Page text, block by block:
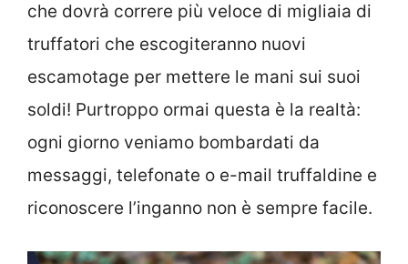
che dovrà correre più veloce di migliaia di
truffatori che escogiteranno nuovi
escamotage per mettere le mani sui suoi
soldi! Purtroppo ormai questa è la realtà:
ogni giorno veniamo bombardati da
messaggi, telefonate o e-mail truffaldine e
riconoscere l’inganno non è sempre facile.